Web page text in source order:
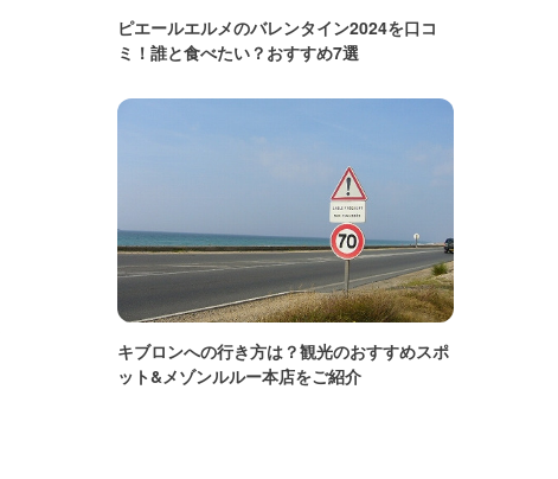
ピエールエルメのバレンタイン2024を口コ
ミ！誰と食べたい？おすすめ7選
キブロンへの行き方は？観光のおすすめスポ
ット&メゾンルルー本店をご紹介